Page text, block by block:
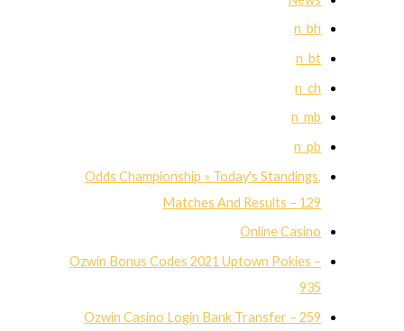
n_bh
n_bt
n_ch
n_mb
n_pb
Odds Championship » Today's Standings,
Matches And Results – 129
Online Casino
Ozwin Bonus Codes 2021 Uptown Pokies –
935
Ozwin Casino Login Bank Transfer – 259